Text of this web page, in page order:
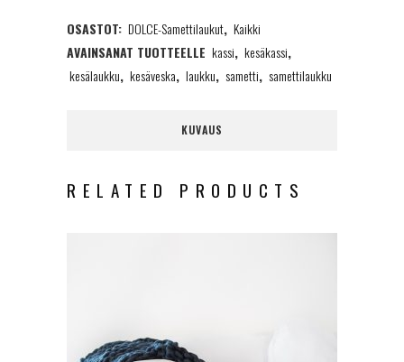
quantity
OSASTOT: DOLCE-Samettilaukut, Kaikki
AVAINSANAT TUOTTEELLE kassi, kesäkassi,
kesälaukku, kesäveska, laukku, sametti, samettilaukku
KUVAUS
RELATED PRODUCTS